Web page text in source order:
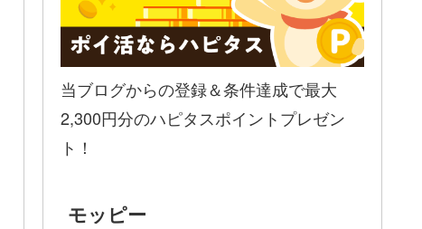
当ブログからの登録＆条件達成で最大
2,300円分のハピタスポイントプレゼン
ト！
モッピー